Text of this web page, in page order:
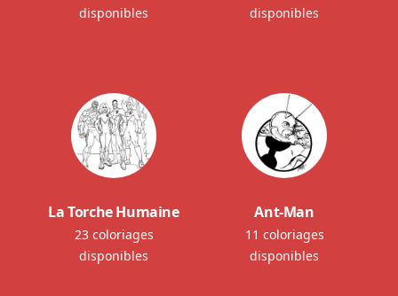
disponibles disponibles
La Torche Humaine
23 coloriages
disponibles
Ant-Man
11 coloriages
disponibles